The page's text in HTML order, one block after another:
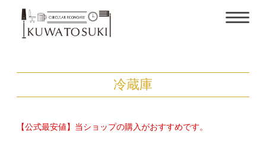
冷蔵庫
【公式最安値】当ショップの購入がおすすめです。